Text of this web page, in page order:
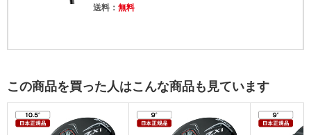
送料：無料
この商品を買った人はこんな商品も見ています